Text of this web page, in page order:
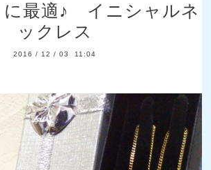
に最適♪ イニシャルネ
ックレス
2016 / 12 /03 11:04